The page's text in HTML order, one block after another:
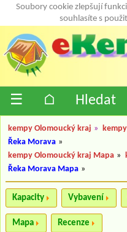
Soubory cookie zlepšují
souhlasíte s
☰ ⌂ Hledat
kempy Olomoucký kraj »
Řeka Morava »
kempy Olomoucký kraj Mapa »
Řeka Morava Mapa »
Kapacity Vybavení
Mapa Recenze